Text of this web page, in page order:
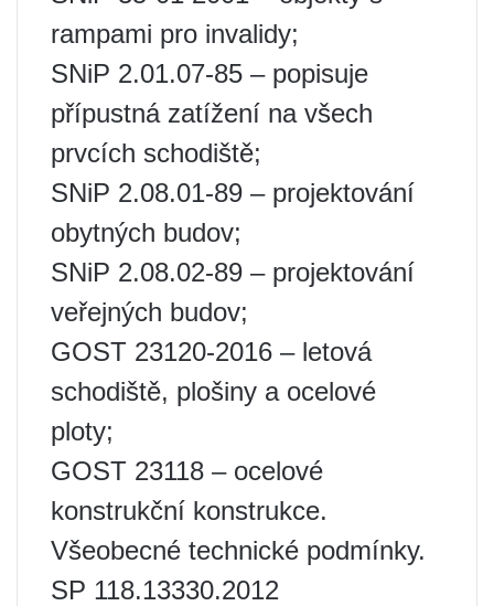
rampami pro invalidy;
SNiP 2.01.07-85 – popisuje
přípustná zatížení na všech
prvcích schodiště;
SNiP 2.08.01-89 – projektování
obytných budov;
SNiP 2.08.02-89 – projektování
veřejných budov;
GOST 23120-2016 – letová
schodiště, plošiny a ocelové
ploty;
GOST 23118 – ocelové
konstrukční konstrukce.
Všeobecné technické podmínky.
SP 118.13330.2012